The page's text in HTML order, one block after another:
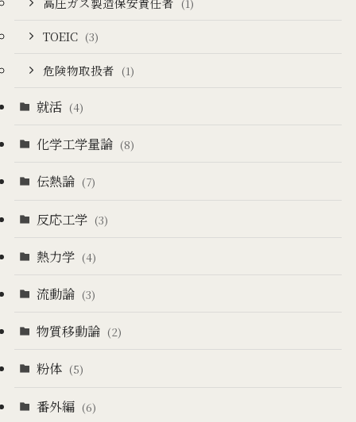
(1)
TOEIC (3)
危険物取扱者 (1)
就活 (4)
化学工学量論 (8)
伝熱論 (7)
反応工学 (3)
熱力学 (4)
流動論 (3)
物質移動論 (2)
粉体 (5)
番外編 (6)